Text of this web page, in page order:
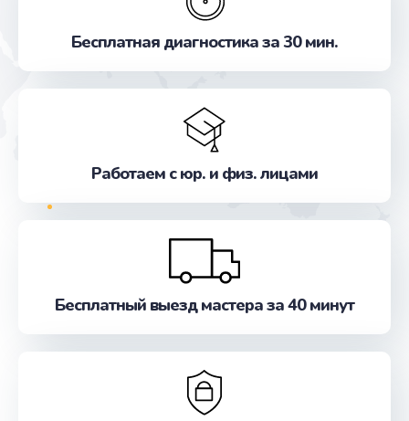
Исправление "китайского" русского перевода
Заказать
Прошивка
Обновление ПО
от 500 руб.
Замена лампы
Заказать
Бесплатная диагностика за 30 мин.
Работаем с юр. и физ. лицами
Бесплатный выезд мастера за 40 минут